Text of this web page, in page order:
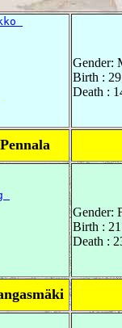
Gender:
Birth :
Death :
Gender:
Birth :
Death :